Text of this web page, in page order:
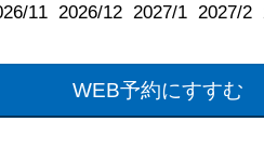
11 2026/12 2027/1 2027/2
WEB予約にすすむ